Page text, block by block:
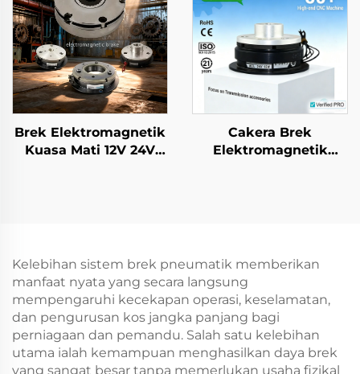
Fotokopi
Brek Elektromagnetik
Kuasa Mati 12V 24V
Cakera Brek
Elektromagnetik
Kelebihan sistem brek pneumatik memberikan
manfaat nyata yang secara langsung
mempengaruhi kecekapan operasi, keselamatan,
dan pengurusan kos jangka panjang bagi
perniagaan dan pemandu. Salah satu kelebihan
utama ialah kemampuan menghasilkan daya brek
yang sangat besar tanpa memerlukan usaha fizikal